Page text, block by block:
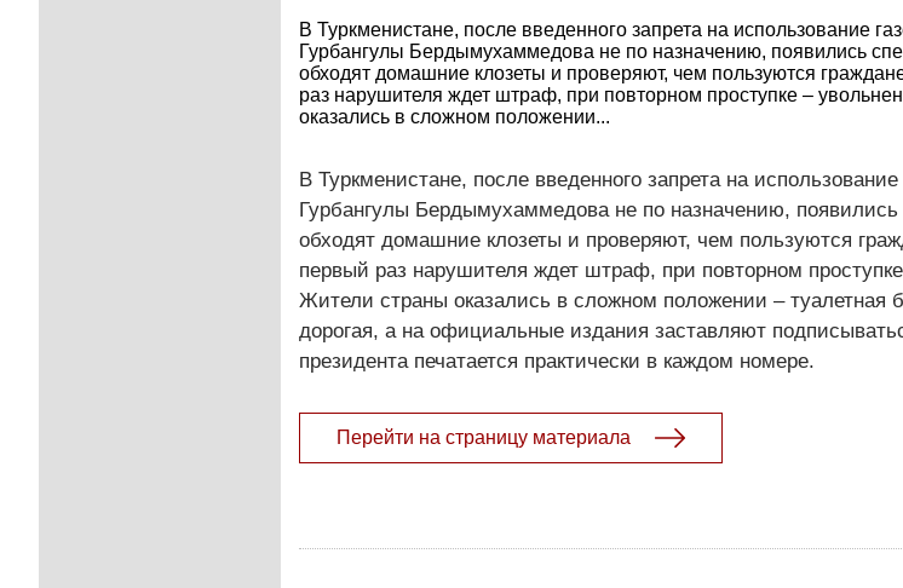
В Туркменистане, после введенного запрета на использование
Гурбангулы Бердымухаммедова не по назначению, появились
обходят домашние клозеты и проверяют, чем пользуются
раз нарушителя ждет штраф, при повторном проступке –
оказались в сложном положении...
В Туркменистане, после введенного запрета на
Гурбангулы Бердымухаммедова не по назначению,
обходят домашние клозеты и проверяют, чем пользуются
первый раз нарушителя ждет штраф, при повторном
Жители страны оказались в сложном положении – туалетная
дорогая, а на официальные издания заставляют
президента печатается практически в каждом номере.
Перейти на страницу материала